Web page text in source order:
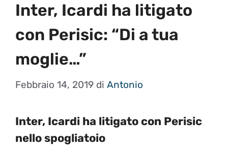
Inter, Icardi ha litigato
con Perisic: “Di a tua
moglie…”
Febbraio 14, 2019 di Antonio
Inter, Icardi ha litigato con Perisic
nello spogliatoio